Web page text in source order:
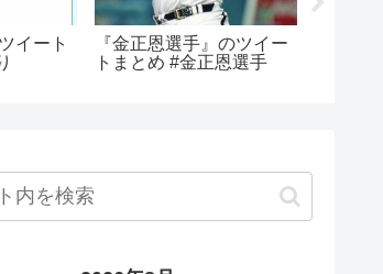
イート
『金正恩選手』のツイー
トまとめ #金正恩選手